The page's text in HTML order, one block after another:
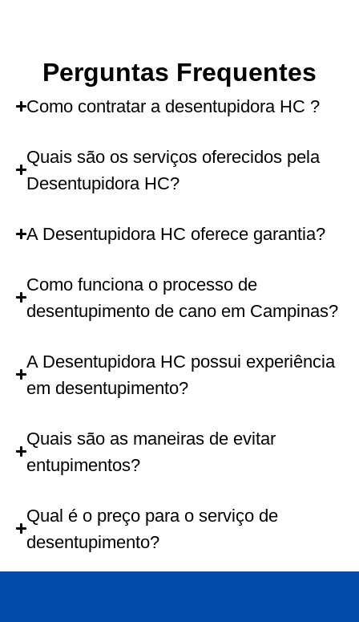
Perguntas Frequentes
Como contratar a desentupidora HC ?
Quais são os serviços oferecidos pela
Desentupidora HC?
A Desentupidora HC oferece garantia?
Como funciona o processo de
desentupimento de cano em Campinas?
A Desentupidora HC possui experiência
em desentupimento?
Quais são as maneiras de evitar
entupimentos?
Qual é o preço para o serviço de
desentupimento?